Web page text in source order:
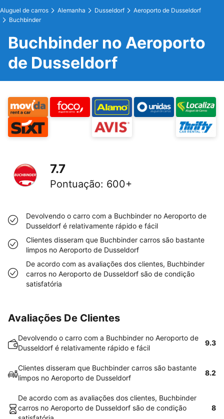
Aluguel de carros Alemanha Dusseldorf
Aeroporto de Dusseldorf
Buchbinder
Buchbinder no Aeroporto
de Dusseldorf
7.7
Pontuação: 600+
Devolvendo o carro com a Buchbinder no Aeroporto de
Dusseldorf é relativamente rápido e fácil
Clientes disseram que Buchbinder carros são bastante
limpos no Aeroporto de Dusseldorf
De acordo com as avaliações dos clientes, Buchbinder
carros no Aeroporto de Dusseldorf são de condição
satisfatória
Avaliações De Clientes
Devolvendo o carro com a Buchbinder no Aeroporto de
Dusseldorf é relativamente rápido e fácil
9.3
Clientes disseram que Buchbinder carros são bastante
limpos no Aeroporto de Dusseldorf
8.2
De acordo com as avaliações dos clientes, Buchbinder
carros no Aeroporto de Dusseldorf são de condição
8